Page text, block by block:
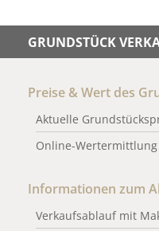
GRUNDSTÜCK
Preise & Wert des
Aktuelle
Online-Wertermittlung
Informationen zum
Verkaufsablauf mit